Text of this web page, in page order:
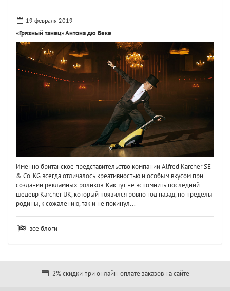
19 февраля 2019
«Грязный танец» Антона дю Беке
Именно британское представительство компании Alfred Karcher SE
& Co. KG всегда отличалось креативностью и особым вкусом при
создании рекламных роликов. Как тут не вспомнить последний
шедевр Karcher UK, который появился ровно год назад, но пределы
родины, к сожалению, так и не покинул...
все блоги
2% скидки при онлайн-оплате заказов на сайте